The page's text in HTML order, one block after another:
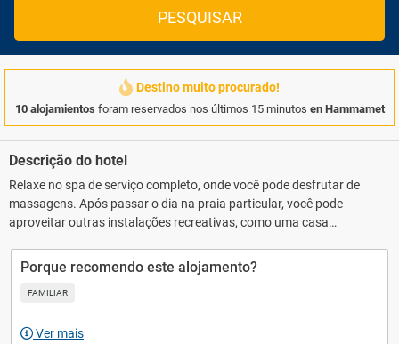
PESQUISAR
Destino muito procurado!
10 alojamientos foram reservados nos últimos 15 minutos en Hammamet
Descrição do hotel
Relaxe no spa de serviço completo, onde você pode desfrutar de
massagens. Após passar o dia na praia particular, você pode
aproveitar outras instalações recreativas, como uma casa
cortesia, serviços de concierge e sala de jogos.. As comodidades
presentes incluem serviço de lavanderia e lavagem a seco, balcão
de recepção 24 horas e equipe multilíngue. Mediante uma
24 horas) e estacionamento grátis sem manobrista no local..
Porque recomendo este alojamento?
FAMILIAR
Ver mais